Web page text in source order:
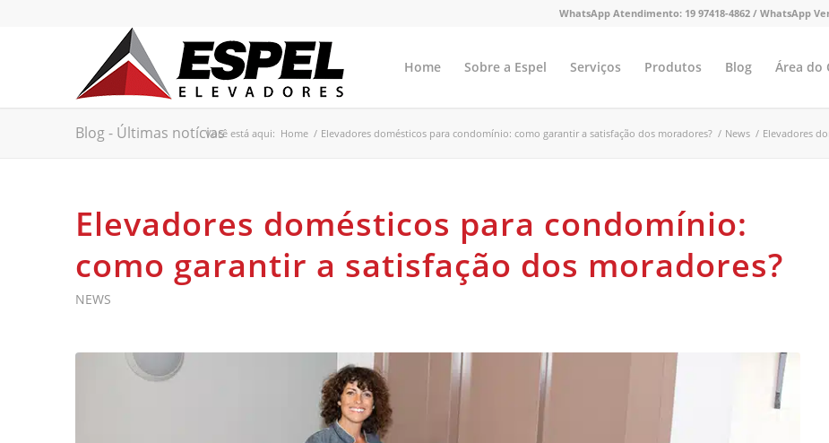
WhatsApp Atendimento: 19 97418-4862 /WhatsApp
Home Sobre a Espel Serviços Produtos Blog Área do
Blog - Últimas notíciasVocê está aqui: Home / Elevadores domésticos para condomínio: como garantir a satisfação dos moradores? / News / Elevadores
Elevadores domésticos para condomínio:
como garantir a satisfação dos moradores?
NEWS